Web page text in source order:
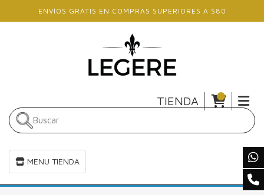
Skip to main content
ENVÍOS GRATIS EN COMPRAS SUPERIORES A $80
TIENDA
Toggle navigation
MENU TIENDA